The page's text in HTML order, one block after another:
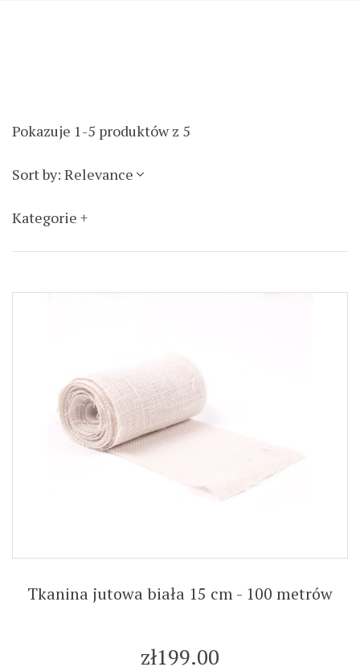
Kategorie
Sort by: Relevance
Pokazuje 1-5 produktów z 5
Tkanina jutowa biała 15 cm - 100 metrów
zł199.00